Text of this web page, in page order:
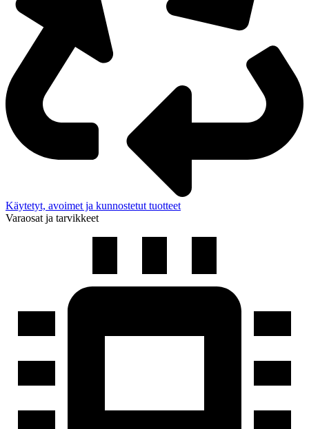
Käytetyt, avoimet ja kunnostetut tuotteet
Varaosat ja tarvikkeet